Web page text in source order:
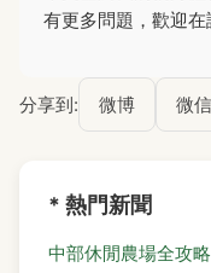
有更多問題，歡迎在
分享到: 微博 微信
* 熱門新聞
中部休閒農場全攻